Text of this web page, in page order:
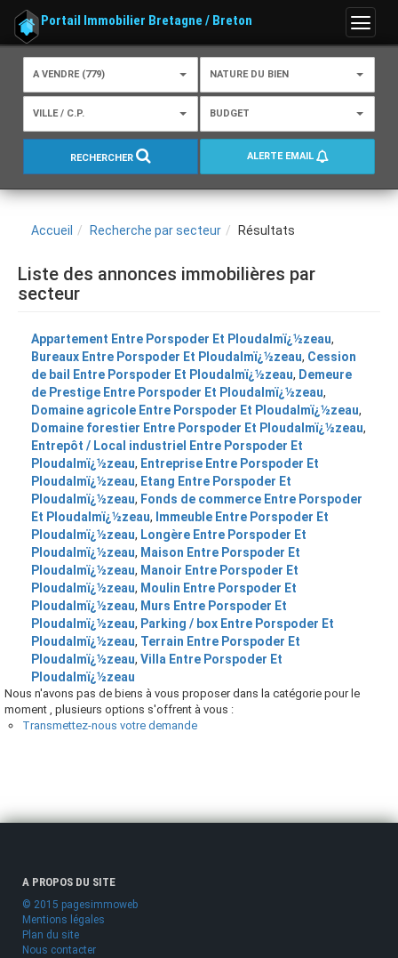
Menu
Portail Immobilier Bretagne / Breton
A VENDRE (779) NATURE DU BIEN
VILLE / C.P. BUDGET
RECHERCHER ALERTE EMAIL
Accueil Recherche par secteur Résultats
Liste des annonces immobilières par
secteur
Appartement Entre Porspoder Et Ploudalmï¿½zeau,
Bureaux Entre Porspoder Et Ploudalmï¿½zeau, Cession
de bail Entre Porspoder Et Ploudalmï¿½zeau, Demeure
de Prestige Entre Porspoder Et Ploudalmï¿½zeau,
Domaine agricole Entre Porspoder Et Ploudalmï¿½zeau,
Domaine forestier Entre Porspoder Et Ploudalmï¿½zeau,
Entrepôt / Local industriel Entre Porspoder Et
Ploudalmï¿½zeau, Entreprise Entre Porspoder Et
Ploudalmï¿½zeau, Etang Entre Porspoder Et
Ploudalmï¿½zeau, Fonds de commerce Entre Porspoder
Et Ploudalmï¿½zeau, Immeuble Entre Porspoder Et
Ploudalmï¿½zeau, Longère Entre Porspoder Et
Ploudalmï¿½zeau, Maison Entre Porspoder Et
Ploudalmï¿½zeau, Manoir Entre Porspoder Et
Ploudalmï¿½zeau, Moulin Entre Porspoder Et
Ploudalmï¿½zeau, Murs Entre Porspoder Et
Ploudalmï¿½zeau, Parking / box Entre Porspoder Et
Ploudalmï¿½zeau, Terrain Entre Porspoder Et
Ploudalmï¿½zeau, Villa Entre Porspoder Et
Ploudalmï¿½zeau
Nous n'avons pas de biens à vous proposer dans la catégorie pour le
moment , plusieurs options s'offrent à vous :
Transmettez-nous votre demande
A PROPOS DU SITE
© 2015 pagesimmoweb
Mentions légales
Plan du site
Nous contacter